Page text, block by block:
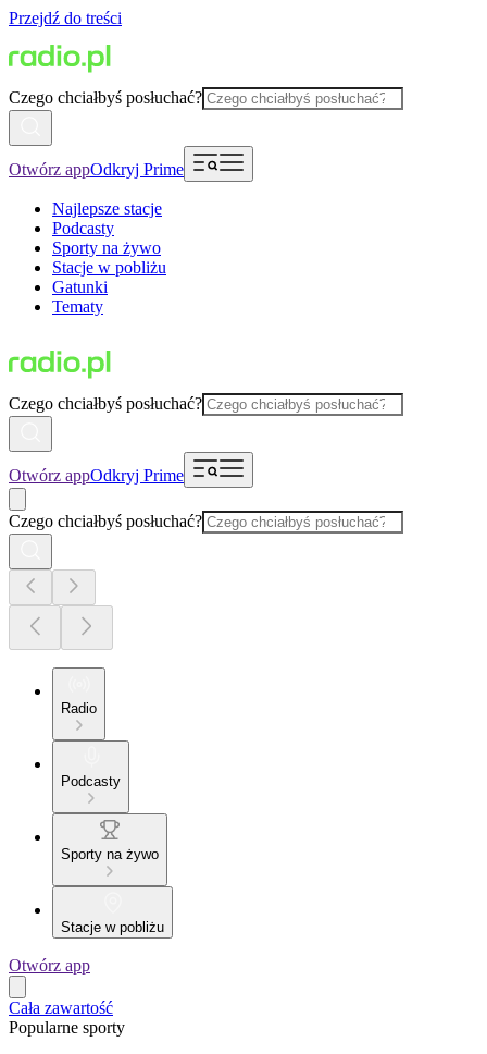
Przejdź do treści
Czego chciałbyś posłuchać?
Otwórz appOdkryj Prime
Najlepsze stacje
Podcasty
Sporty na żywo
Stacje w pobliżu
Gatunki
Tematy
Czego chciałbyś posłuchać?
Otwórz appOdkryj Prime
Czego chciałbyś posłuchać?
Radio
Podcasty
Sporty na żywo
Stacje w pobliżu
Otwórz app
Cała zawartość
Popularne sporty